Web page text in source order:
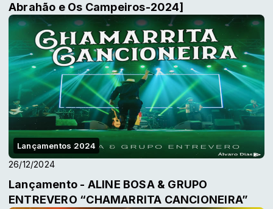
Abrahão e Os Campeiros-2024]
Lançamentos 2024
26/12/2024
Lançamento - ALINE BOSA & GRUPO
ENTREVERO “CHAMARRITA CANCIONEIRA”